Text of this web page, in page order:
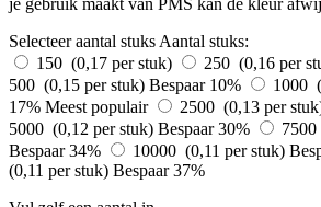
je gebruik maakt van PMS kan de kleur
Selecteer aantal stuksAantal stuks:
150 (0,17 per stuk)
250 (0,16 per
500 (0,15 per stuk) Bespaar 10% 1000
17% Meest populair 2500 (0,13 per
5000 (0,12 per stuk) Bespaar 30%
Bespaar 34%
10000 (0,11 per stuk)
(0,11 per stuk) Bespaar 37%